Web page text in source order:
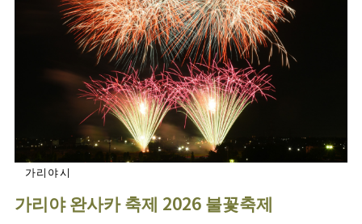
가리야시
가리야 완사카 축제 2026 불꽃축제